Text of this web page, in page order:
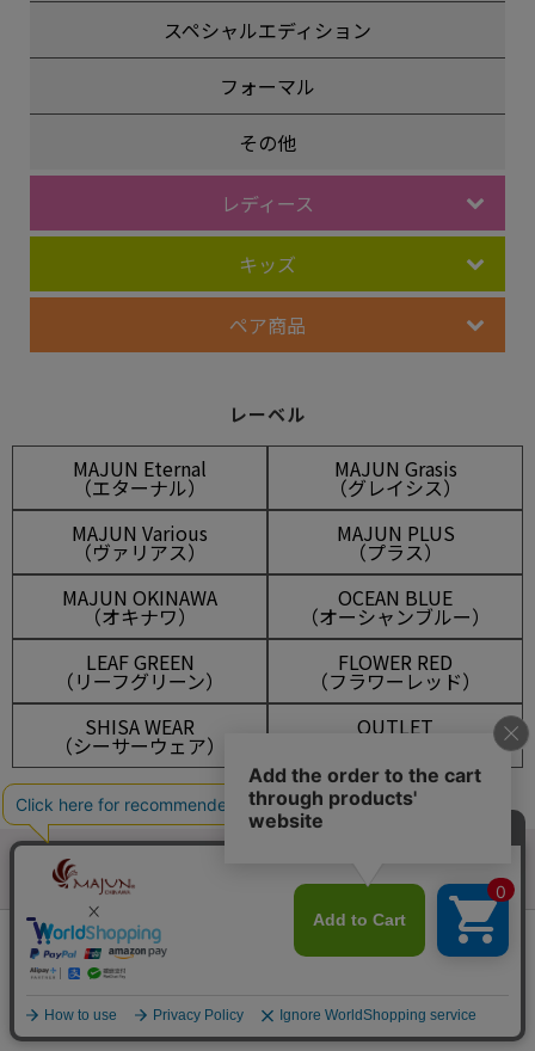
スペシャルエディション
フォーマル
その他
レディース
キッズ
ペア商品
レーベル
MAJUN Eternal
（エターナル）
MAJUN Grasis
（グレイシス）
MAJUN Various
（ヴァリアス）
MAJUN PLUS
（プラス）
MAJUN OKINAWA
（オキナワ）
OCEAN BLUE
（オーシャンブルー）
LEAF GREEN
（リーフグリーン）
FLOWER RED
（フラワーレッド）
SHISA WEAR
（シーサーウェア）
OUTLET
マイアカウント
会員は550ポイント付与！
¥11,000税込